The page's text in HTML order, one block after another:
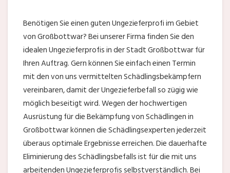
Benötigen Sie einen guten Ungezieferprofi im Gebiet
von Großbottwar? Bei unserer Firma finden Sie den
idealen Ungezieferprofis in der Stadt Großbottwar für
Ihren Auftrag. Gern können Sie einfach einen Termin
mit den von uns vermittelten Schädlingsbekämpfern
vereinbaren, damit der Ungezieferbefall so zügig wie
möglich beseitigt wird. Wegen der hochwertigen
Ausrüstung für die Bekämpfung von Schädlingen in
Großbottwar können die Schädlingsexperten jederzeit
überaus optimale Ergebnisse erreichen. Die dauerhafte
Eliminierung des Schädlingsbefalls ist für die mit uns
arbeitenden Ungezieferprofis selbstverständlich. Bei